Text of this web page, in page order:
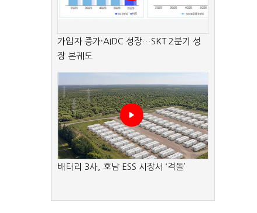
가입자 증가·AIDC 성장…SKT 2분기 성
장 본궤도
배터리 3사, 호남 ESS 시장서 ‘격돌’